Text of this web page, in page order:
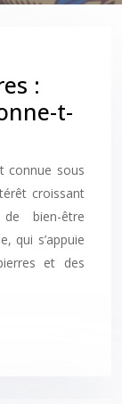
:
t-
connue sous
croissant
bien-être
qui s’appuie
et des